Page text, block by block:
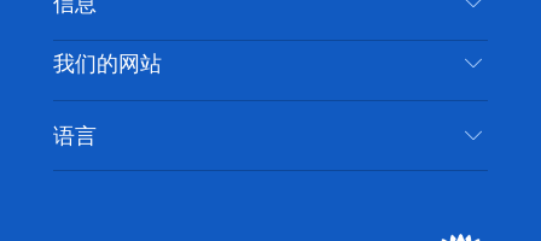
隐私
Cookie 通知
推荐活动
新南威尔士州公路旅行
活动
住宿
信息
旅行信息
无障碍悉尼
列出您的业务
我们的网站
语言